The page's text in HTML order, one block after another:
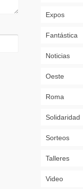
Expos
Fantástica
Noticias
Oeste
Roma
Solidaridad
Sorteos
Talleres
Video